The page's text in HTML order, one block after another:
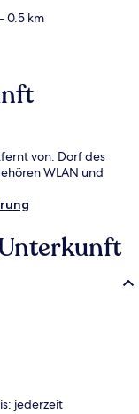
- 0.5 km
von: Dorf des
WLAN und
jederzeit